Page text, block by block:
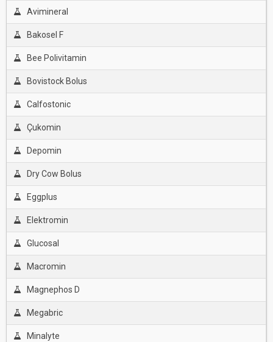
Avimineral
Bakosel F
Bee Polivitamin
Bovistock Bolus
Calfostonic
Çukomin
Depomin
Dry Cow Bolus
Eggplus
Elektromin
Glucosal
Macromin
Magnephos D
Megabric
Minalyte